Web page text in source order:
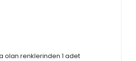
olan renklerinden 1 adet